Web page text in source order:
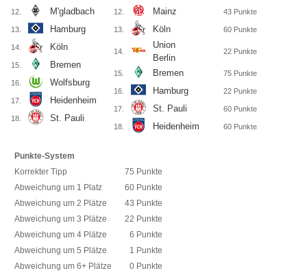
12. M'gladbach
13. Hamburg
14. Köln
15. Bremen
16. Wolfsburg
17. Heidenheim
18. St. Pauli
12. Mainz 43 Punkte
13. Köln 60 Punkte
14.
Union
Berlin
22 Punkte
15. Bremen 75 Punkte
16. Hamburg 22 Punkte
17. St. Pauli 60 Punkte
18. Heidenheim 60 Punkte
Punkte-System
Korrekter Tipp
75 Punkte
Abweichung um 1 Platz
60 Punkte
Abweichung um 2 Plätze
43 Punkte
Abweichung um 3 Plätze
22 Punkte
Abweichung um 4 Plätze
6 Punkte
Abweichung um 5 Plätze
1 Punkte
Abweichung um 6+ Plätze
0 Punkte